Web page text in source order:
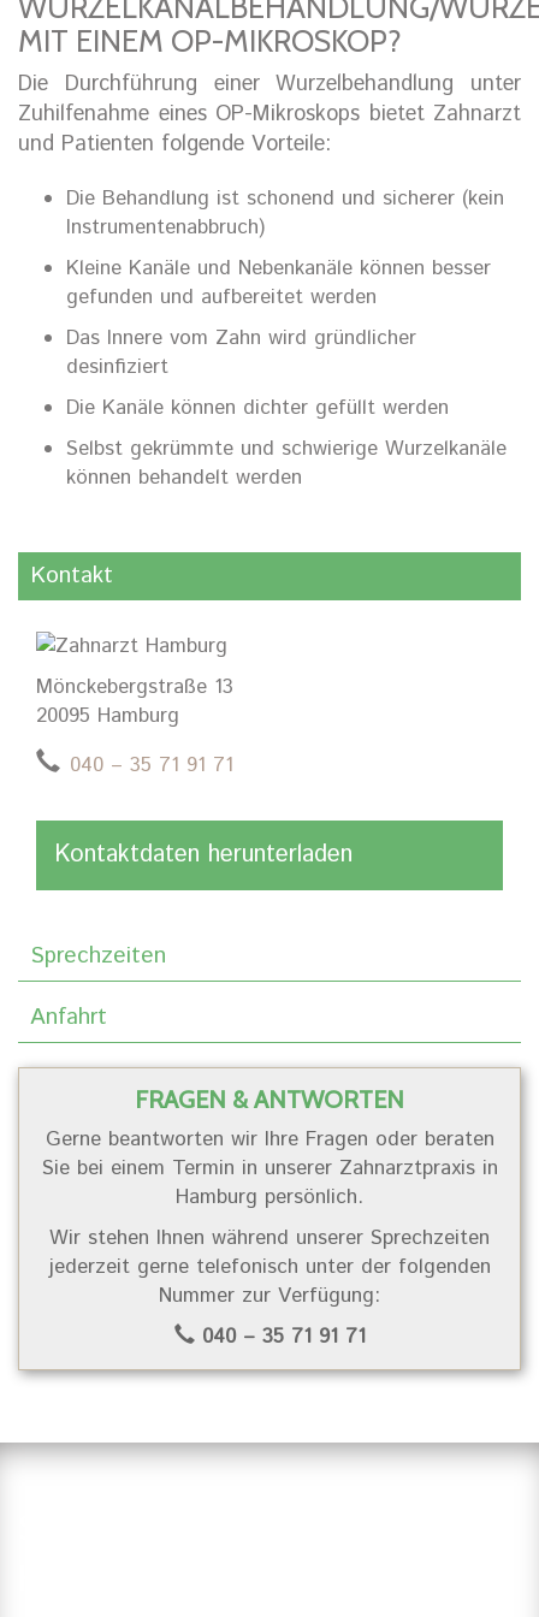
MIT EINEM OP-MIKROSKOP?
Die Durchführung einer Wurzelbehandlung unter
Zuhilfenahme eines OP-Mikroskops bietet Zahnarzt
und Patienten folgende Vorteile:
Die Behandlung ist schonend und sicherer (kein
Instrumentenabbruch)
Kleine Kanäle und Nebenkanäle können besser
gefunden und aufbereitet werden
Das Innere vom Zahn wird gründlicher
desinfiziert
Die Kanäle können dichter gefüllt werden
Selbst gekrümmte und schwierige Wurzelkanäle
können behandelt werden
Kontakt
Mönckebergstraße 13
20095 Hamburg
040 – 35 71 91 71
Kontaktdaten herunterladen
Sprechzeiten
Anfahrt
FRAGEN & ANTWORTEN
Gerne beantworten wir Ihre Fragen oder beraten
Sie bei einem Termin in unserer Zahnarztpraxis in
Hamburg persönlich.
Wir stehen Ihnen während unserer Sprechzeiten
jederzeit gerne telefonisch unter der folgenden
Nummer zur Verfügung:
040 – 35 71 91 71